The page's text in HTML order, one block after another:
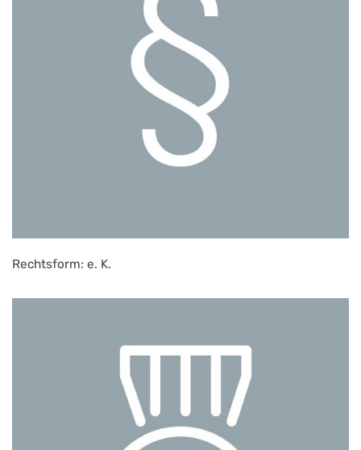
Rechtsform: e. K.